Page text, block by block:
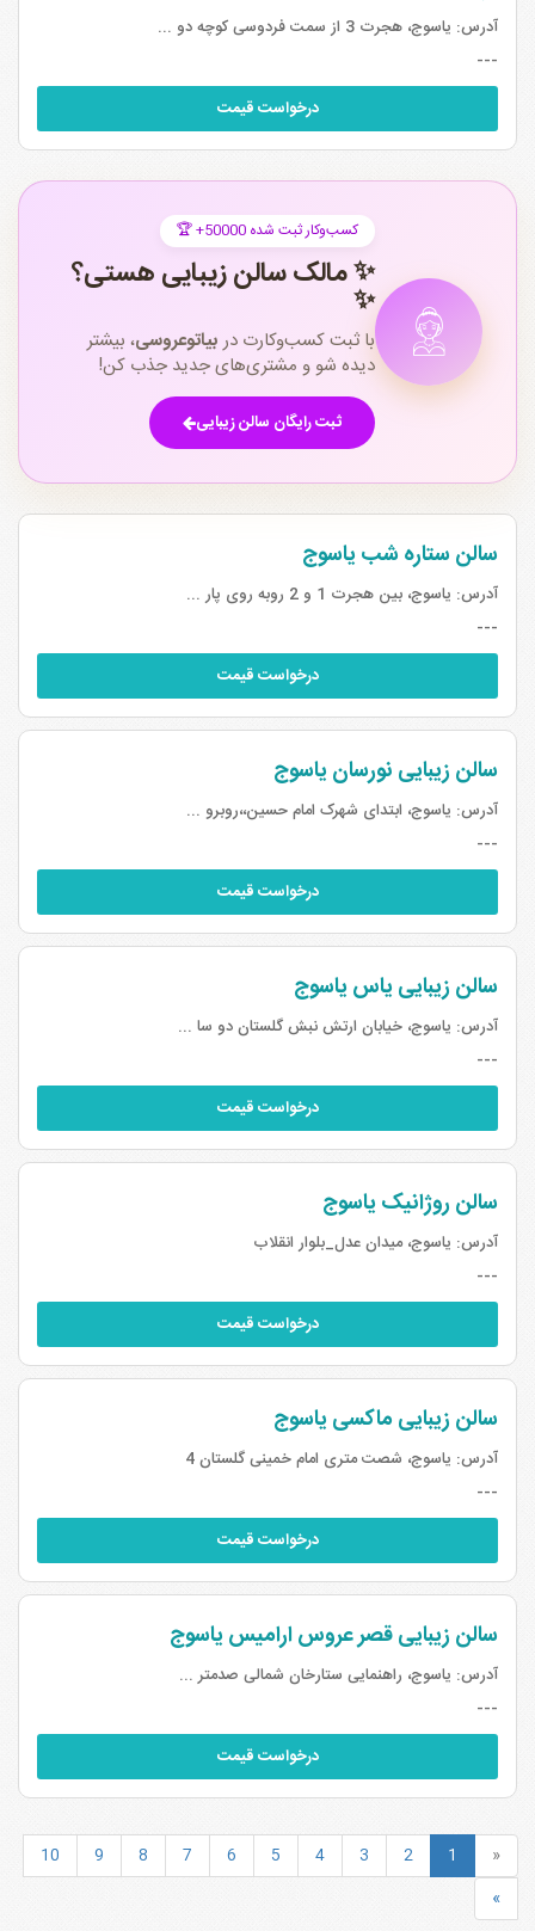
آدرس: یاسوج، هجرت 3 از سمت فردوسی کوچه دو ...
---
درخواست قیمت
🏆 +50000 کسب‌وکار ثبت شده
✨ مالک سالن زیبایی هستی؟
✨
با ثبت کسب‌وکارت دربیاتوعروسی، بیشتر
دیده شو و مشتری‌های جدید جذب کن!
ثبت رایگان سالن زیبایی
سالن ستاره شب یاسوج
آدرس: یاسوج، بین هجرت 1 و 2 روبه روی پار ...
---
درخواست قیمت
سالن زیبایی نورسان یاسوج
آدرس: یاسوج، ابتدای شهرک امام حسین،،روبرو ...
---
درخواست قیمت
سالن زیبایی یاس یاسوج
آدرس: یاسوج، خیابان ارتش نبش گلستان دو سا ...
---
درخواست قیمت
سالن روژانیک یاسوج
آدرس: یاسوج، میدان عدل_بلوار انقلاب
---
درخواست قیمت
سالن زیبایی ماکسی یاسوج
آدرس: یاسوج، شصت متری امام خمینی گلستان 4
---
درخواست قیمت
سالن زیبایی قصر عروس ارامیس یاسوج
آدرس: یاسوج، راهنمایی ستارخان شمالی صدمتر ...
---
درخواست قیمت
«
1
2
3
4
5
6
7
8
9
10
»